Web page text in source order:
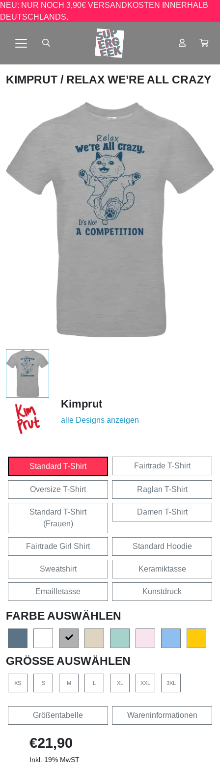
NEU: NUR NOCH 3,90€ VERSANDKOSTEN INNERHALB
DEUTSCHLANDS.
KIMPRUT / RELAX WE’RE ALL CRAZY
Kimprut
alle Designs anzeigen
Standard T-Shirt Fairtrade T-Shirt
Oversize T-Shirt Raglan T-Shirt
Standard T-Shirt
(Frauen)
Damen T-Shirt
Fairtrade Girl Shirt Standard Hoodie
Sweatshirt Keramiktasse
Emailletasse Kunstdruck
FARBE AUSWÄHLEN
GRÖSSE AUSWÄHLEN
XS S M L XL XXL 3XL
Größentabelle Wareninformationen
€21,90
Inkl. 19% MwST